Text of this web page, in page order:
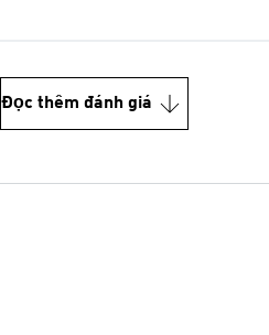
Đọc thêm đánh giá